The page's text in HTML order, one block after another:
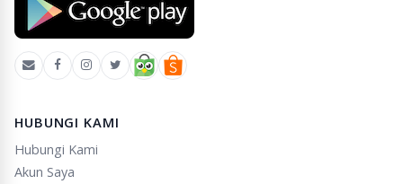
HUBUNGI KAMI
Hubungi Kami
Akun Saya